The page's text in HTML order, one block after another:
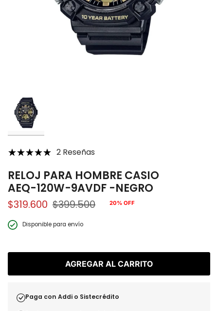
2 Reseñas
RELOJ PARA HOMBRE CASIO
AEQ-120W-9AVDF -NEGRO
$319.600
Precio
regular
$399.500 20% OFF
Disponible para envío
AGREGAR AL CARRITO
Paga con Addi o Sistecrédito